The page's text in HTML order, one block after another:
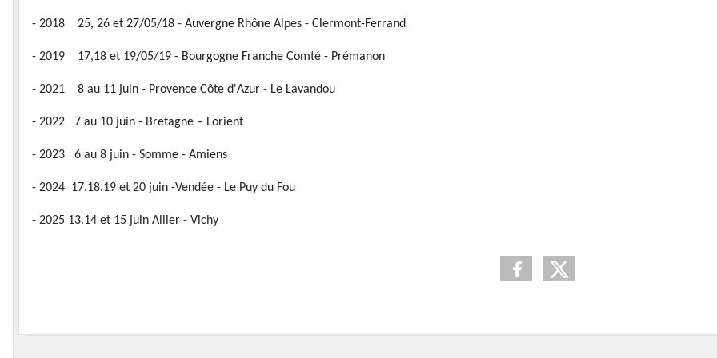
- 2018 25, 26 et 27/05/18 - Auvergne Rhône Alpes - Clermont-Ferrand
- 2019 17,18 et 19/05/19 - Bourgogne Franche Comté - Prémanon
- 2021 8 au 11 juin - Provence Côte d'Azur - Le Lavandou
- 2022 7 au 10 juin - Bretagne – Lorient
- 2023 6 au 8 juin - Somme - Amiens
- 2024 17.18.19 et 20 juin -Vendée - Le Puy du Fou
- 2025 13.14 et 15 juin Allier - Vichy